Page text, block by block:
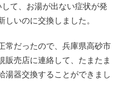
て、お湯が出ない症状が発
いのに交換しました。
常だったので、兵庫県高砂市
販売店に連絡して、たまたま
湯器交換することができまし